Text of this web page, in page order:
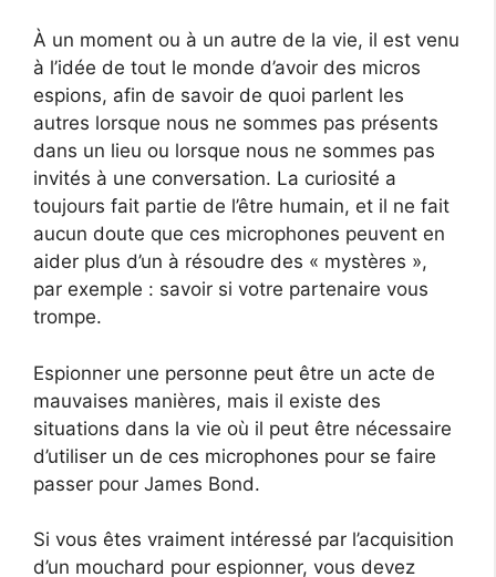
À un moment ou à un autre de la vie, il est venu
à l’idée de tout le monde d’avoir des micros
espions, afin de savoir de quoi parlent les
autres lorsque nous ne sommes pas présents
dans un lieu ou lorsque nous ne sommes pas
invités à une conversation. La curiosité a
toujours fait partie de l’être humain, et il ne fait
aucun doute que ces microphones peuvent en
aider plus d’un à résoudre des « mystères »,
par exemple : savoir si votre partenaire vous
trompe.
Espionner une personne peut être un acte de
mauvaises manières, mais il existe des
situations dans la vie où il peut être nécessaire
d’utiliser un de ces microphones pour se faire
passer pour James Bond.
Si vous êtes vraiment intéressé par l’acquisition
d’un mouchard pour espionner, vous devez